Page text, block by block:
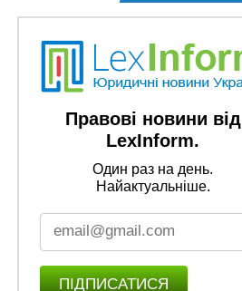
Правові новини від
LexInform.
Один раз на день.
Найактуальніше.
ПІДПИСАТИСЯ